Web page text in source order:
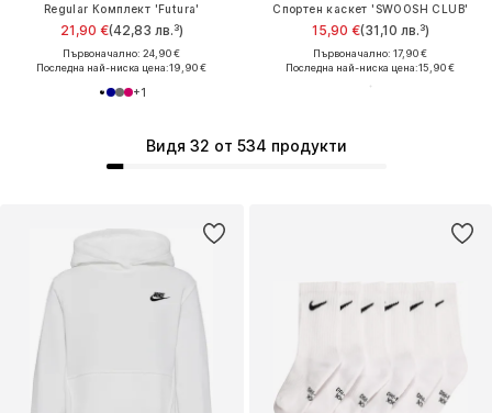
Regular Комплект 'Futura'
21,90 €(42,83 лв.³)
Първоначално: 24,90 €
Последна най-ниска цена:19,90 €
+1
Спортен каскет 'SWOOSH CLUB'
15,90 €(31,10 лв.³)
Първоначално: 17,90 €
Последна най-ниска цена:15,90 €
Видя 32 от 534 продукти